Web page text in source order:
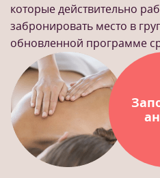
которые действительно
забронировать место в
обновленной программе